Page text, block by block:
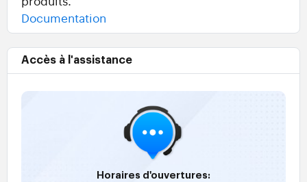
Documentation
Accès à l'assistance
Horaires d'ouvertures: